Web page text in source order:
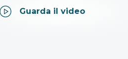
Guarda il video